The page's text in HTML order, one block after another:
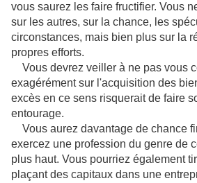
vous saurez les faire fructifier. Vous
sur les autres, sur la chance, les
circonstances, mais bien plus sur la
propres efforts.
Vous devrez veiller à ne pas vous
exagérément sur l'acquisition des
excès en ce sens risquerait de faire
entourage.
Vous aurez davantage de chance
exercez une profession du genre de
plus haut. Vous pourriez également
plaçant des capitaux dans une